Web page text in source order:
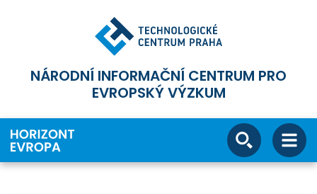
NÁRODNÍ INFORMAČNÍ CENTRUM PRO
EVROPSKÝ VÝZKUM